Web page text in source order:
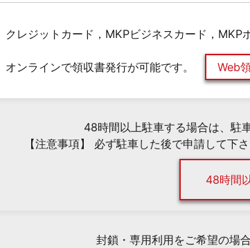
クレジットカード，MKPビジネスカード，
オンラインで領収書発行が可能です。 Web
48時間以上駐車する場合は、駐
【注意事項】 必ず駐車した後で申請して下
48時間
封鎖・専用利用をご希望の場